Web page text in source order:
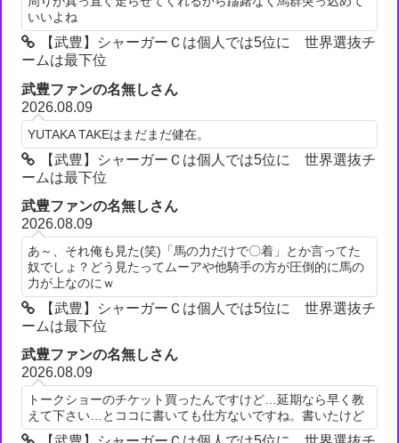
いいよね
【武豊】シャーガーＣは個人では5位に 世界選抜チ
ームは最下位
武豊ファンの名無しさん
2026.08.09
YUTAKA TAKEはまだまだ健在。
【武豊】シャーガーＣは個人では5位に 世界選抜チ
ームは最下位
武豊ファンの名無しさん
2026.08.09
あ～、それ俺も見た(笑)「馬の力だけで〇着」とか言ってた
奴でしょ？どう見たってムーアや他騎手の方が圧倒的に馬の
力が上なのにｗ
【武豊】シャーガーＣは個人では5位に 世界選抜チ
ームは最下位
武豊ファンの名無しさん
2026.08.09
トークショーのチケット買ったんですけど…延期なら早く教
えて下さい…とココに書いても仕方ないですね。書いたけど